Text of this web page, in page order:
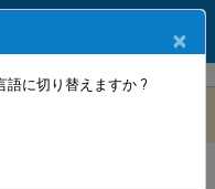
ケーション
ード
×
語に切り替えますか ?